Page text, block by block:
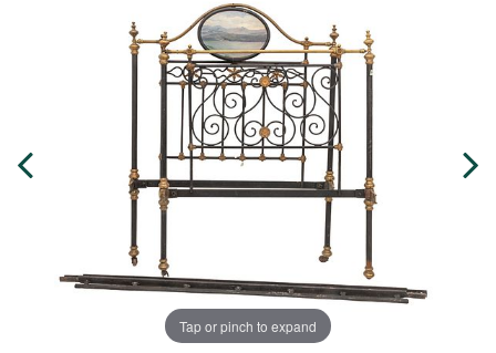
Tap or pinch to expand